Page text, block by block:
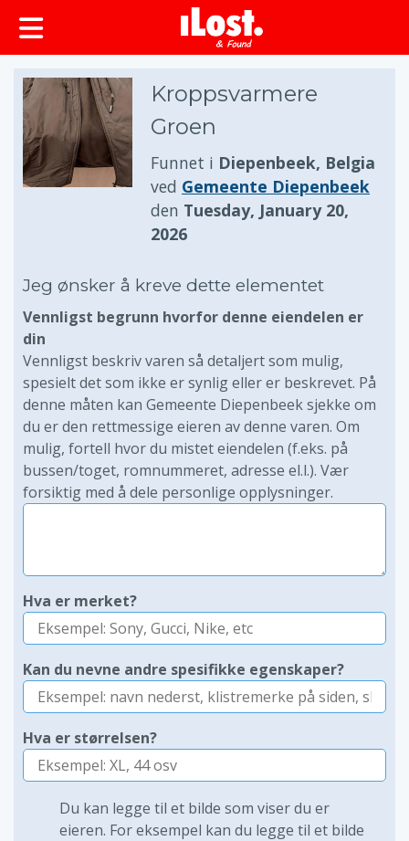
Kroppsvarmere
Groen
Funnet i Diepenbeek, Belgia
ved Gemeente Diepenbeek
den Tuesday, January 20,
2026
Jeg ønsker å kreve dette elementet
Vennligst begrunn hvorfor denne eiendelen er
din
Vennligst beskriv varen så detaljert som mulig,
spesielt det som ikke er synlig eller er beskrevet. På
denne måten kan Gemeente Diepenbeek sjekke om
du er den rettmessige eieren av denne varen. Om
mulig, fortell hvor du mistet eiendelen (f.eks. på
bussen/toget, romnummeret, adresse el.l.). Vær
forsiktig med å dele personlige opplysninger.
Hva er merket?
Kan du nevne andre spesifikke egenskaper?
Hva er størrelsen?
Du kan legge til et bilde som viser du er
eieren. For eksempel kan du legge til et bilde